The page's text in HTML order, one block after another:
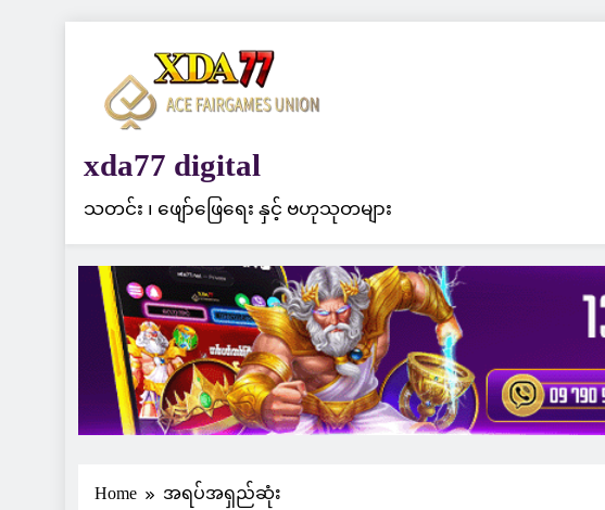
xda77 digital
သတင်း ၊ ဖျော်ဖြေရေး နှင့် ဗဟုသုတများ
Home အရပ်အရှည်ဆုံး